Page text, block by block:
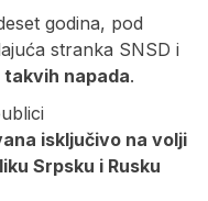
godina, pod
stranka SNSD i
napada.
isključivo na volji
Srpsku i Rusku